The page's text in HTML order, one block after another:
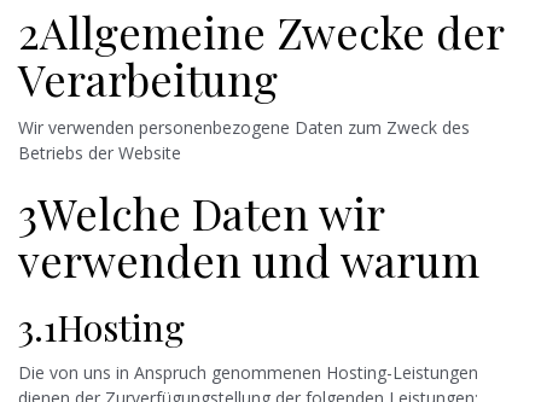
2Allgemeine Zwecke der
Verarbeitung
Wir verwenden personenbezogene Daten zum Zweck des
Betriebs der Website
3Welche Daten wir
verwenden und warum
3.1Hosting
Die von uns in Anspruch genommenen Hosting-Leistungen